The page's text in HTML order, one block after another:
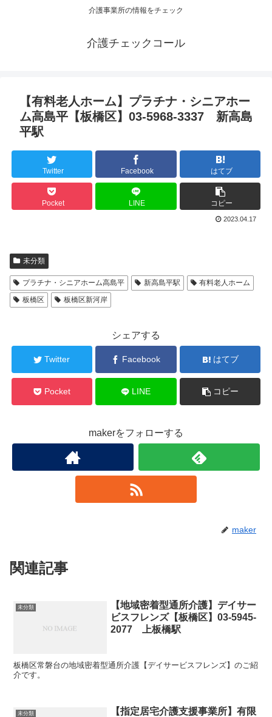
介護事業所の情報をチェック
介護チェックコール
【有料老人ホーム】プラチナ・シニアホー
ム高島平【板橋区】03-5968-3337 新高島
平駅
Twitter Facebook はてブ
Pocket LINE コピー
2023.04.17
未分類
プラチナ・シニアホーム高島平 新高島平駅
有料老人ホーム
板橋区
板橋区新河岸
シェアする
Twitter Facebook はてブ
Pocket LINE コピー
makerをフォローする
maker
関連記事
未分類
【地域密着型通所介護】デイサー
ビスフレンズ【板橋区】03-5945-
2077 上板橋駅
板橋区常磐台の地域密着型通所介護【デイサービスフレンズ】のご紹
介です。
未分類
【指定居宅介護支援事業所】有限